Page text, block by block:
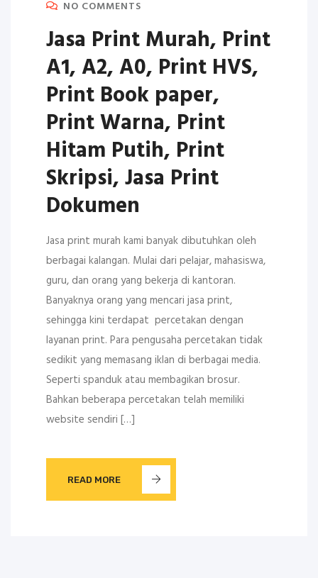
NO COMMENTS
Jasa Print Murah, Print
A1, A2, A0, Print HVS,
Print Book paper,
Print Warna, Print
Hitam Putih, Print
Skripsi, Jasa Print
Dokumen
Jasa print murah kami banyak dibutuhkan oleh
berbagai kalangan. Mulai dari pelajar, mahasiswa,
guru, dan orang yang bekerja di kantoran.
Banyaknya orang yang mencari jasa print,
sehingga kini terdapat percetakan dengan
layanan print. Para pengusaha percetakan tidak
sedikit yang memasang iklan di berbagai media.
Seperti spanduk atau membagikan brosur.
Bahkan beberapa percetakan telah memiliki
website sendiri […]
READ MORE